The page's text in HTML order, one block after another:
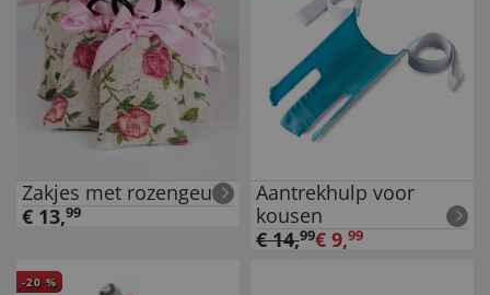
Zakjes met rozengeur
€ 13,99
Aantrekhulp voor
kousen
€14,99€ 9,99
-20 %